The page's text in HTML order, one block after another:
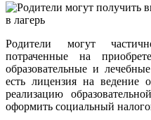
Родители могут
потраченные на
образовательные и
есть лицензия на ведение
реализацию
оформить социальный